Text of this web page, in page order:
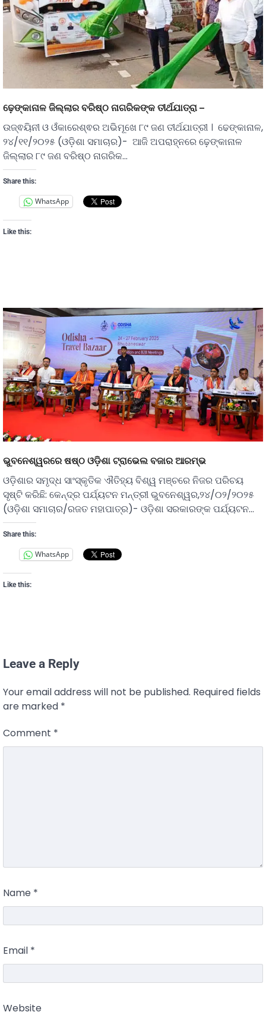
ଢ଼େଙ୍କାନାଳ ଜିଲ୍ଲାର ବରିଷ୍ଠ ନାଗରିକଙ୍କ ତୀର୍ଥଯାତ୍ରା –
ଉଜ୍ଵୟିନୀ ଓ ଓଁକାରେଶ୍ଵର ଅଭିମୂଖେ ୮୯ ଜଣ ତୀର୍ଥଯାତ୍ରୀ । ଢେଙ୍କାନାଳ,
୨୪/୧୧/୨୦୨୫ (ଓଡ଼ିଶା ସମାଚାର)- ଆଜି ଅପରାହ୍ନରେ ଢ଼େଙ୍କାନାଳ
ଜିଲ୍ଲାର ୮୯ ଜଣ ବରିଷ୍ଠ ନାଗରିକ…
Share this:
WhatsApp
Like this:
ଭୁବନେଶ୍ୱରରେ ଷଷ୍ଠ ଓଡ଼ିଶା ଟ୍ରାଭେଲ ବଜାର ଆରମ୍ଭ
ଓଡ଼ିଶାର ସମୃଦ୍ଧ ସାଂସ୍କୃତିକ ଐତିହ୍ୟ ବିଶ୍ୱ ମଞ୍ଚରେ ନିଜର ପରିଚୟ
ସୃଷ୍ଟି କରିଛି: କେନ୍ଦ୍ର ପର୍ଯ୍ୟଟନ ମନ୍ତ୍ରୀ ଭୁବନେଶ୍ୱର,୨୪/୦୨/୨୦୨୫
(ଓଡ଼ିଶା ସମାଚାର/ରଜତ ମହାପାତ୍ର)- ଓଡ଼ିଶା ସରକାରଙ୍କ ପର୍ଯ୍ୟଟନ…
Share this:
WhatsApp
Like this:
Leave a Reply
Your email address will not be published. Required fields
are marked *
Comment *
Name *
Email *
Website